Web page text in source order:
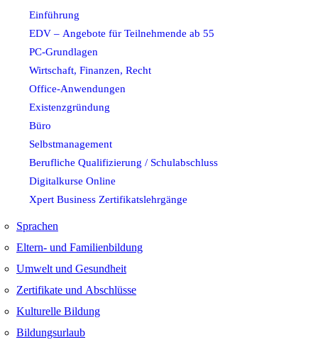
Einführung
EDV – Angebote für Teilnehmende ab 55
PC-Grundlagen
Wirtschaft, Finanzen, Recht
Office-Anwendungen
Existenzgründung
Büro
Selbstmanagement
Berufliche Qualifizierung / Schulabschluss
Digitalkurse Online
Xpert Business Zertifikatslehrgänge
Sprachen
Eltern- und Familienbildung
Umwelt und Gesundheit
Zertifikate und Abschlüsse
Kulturelle Bildung
Bildungsurlaub